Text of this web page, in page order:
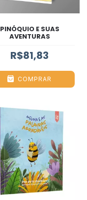
PINÓQUIO E SUAS
AVENTURAS
R$81,83
COMPRAR